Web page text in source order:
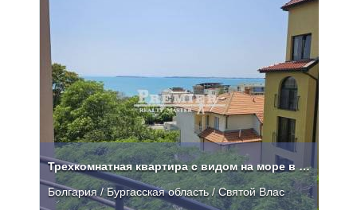
Трехкомнатная квартира с видом на море в Святом Власе
Болгария / Бургасская область / Святой Влас